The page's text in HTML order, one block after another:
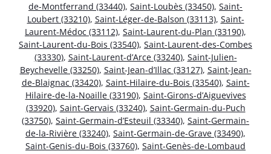
de-Montferrand (33440), Saint-Loubès (33450), Saint-
Loubert (33210), Saint-Léger-de-Balson (33113), Saint-
Laurent-Médoc (33112), Saint-Laurent-du-Plan (33190),
Saint-Laurent-du-Bois (33540), Saint-Laurent-des-Combes
(33330), Saint-Laurent-d’Arce (33240), Saint-Julien-
Beychevelle (33250), Saint-Jean-d’Illac (33127), Saint-Jean-
de-Blaignac (33420), Saint-Hilaire-du-Bois (33540), Saint-
Hilaire-de-la-Noaille (33190), Saint-Girons-d’Aiguevives
(33920), Saint-Gervais (33240), Saint-Germain-du-Puch
(33750), Saint-Germain-d’Esteuil (33340), Saint-Germain-
de-la-Rivière (33240), Saint-Germain-de-Grave (33490),
Saint-Genis-du-Bois (33760), Saint-Genès-de-Lombaud